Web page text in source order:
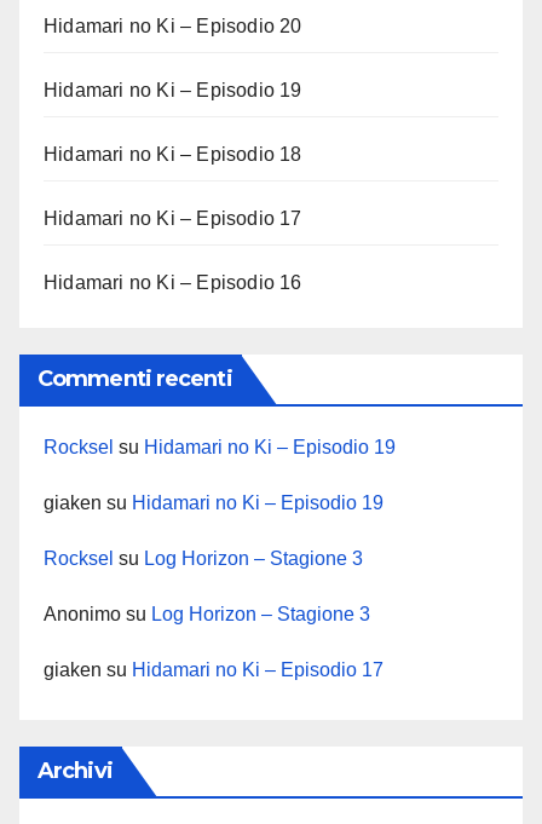
Hidamari no Ki – Episodio 20
Hidamari no Ki – Episodio 19
Hidamari no Ki – Episodio 18
Hidamari no Ki – Episodio 17
Hidamari no Ki – Episodio 16
Commenti recenti
Rocksel su Hidamari no Ki – Episodio 19
giaken su Hidamari no Ki – Episodio 19
Rocksel su Log Horizon – Stagione 3
Anonimo su Log Horizon – Stagione 3
giaken su Hidamari no Ki – Episodio 17
Archivi